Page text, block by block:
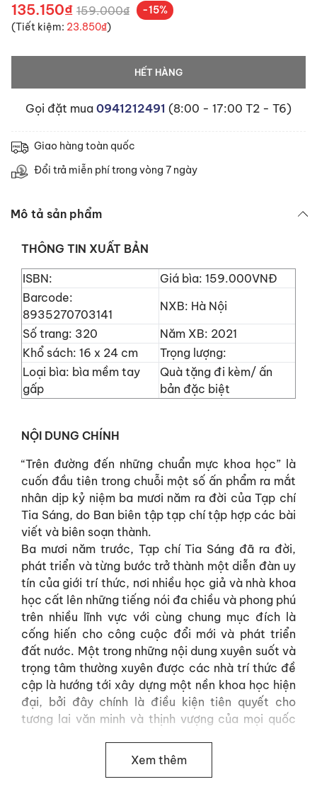
135.150₫ 159.000₫
-15%
(Tiết kiệm: 23.850₫)
HẾT HÀNG
Gọi đặt mua 0941212491 (8:00 - 17:00 T2 - T6)
Giao hàng toàn quốc
Đổi trả miễn phí trong vòng 7 ngày
Mô tả sản phẩm
THÔNG TIN XUẤT BẢN
ISBN:
Giá bìa: 159.000VNĐ
Barcode:
8935270703141
NXB: Hà Nội
Số trang: 320
Năm XB: 2021
Khổ sách: 16 x 24 cm
Trọng lượng:
Loại bìa: bìa mềm tay
gấp
Quà tặng đi kèm/ ấn
bản đặc biệt
NỘI DUNG CHÍNH
“Trên đường đến những chuẩn mực khoa học” là
cuốn đầu tiên trong chuỗi một số ấn phẩm ra mắt
nhân dịp kỷ niệm ba mươi năm ra đời của Tạp chí
Tia Sáng, do Ban biên tập tạp chí tập hợp các bài
viết và biên soạn thành.
Ba mươi năm trước, Tạp chí Tia Sáng đã ra đời,
phát triển và từng bước trở thành một diễn đàn uy
tín của giới trí thức, nơi nhiều học giả và nhà khoa
học cất lên những tiếng nói đa chiều và phong phú
trên nhiều lĩnh vực với cùng chung mục đích là
cống hiến cho công cuộc đổi mới và phát triển
đất nước. Một trong những nội dung xuyên suốt và
trọng tâm thường xuyên được các nhà trí thức đề
cập là hướng tới xây dựng một nền khoa học hiện
đại, bởi đây chính là điều kiện tiên quyết cho
tương lai văn minh và thịnh vượng của mọi quốc
Đối với thế hệ các nhà trí thức từng trải qua những
thập kỷ nền khoa học trong nước bị giới hạn do
Xem thêm